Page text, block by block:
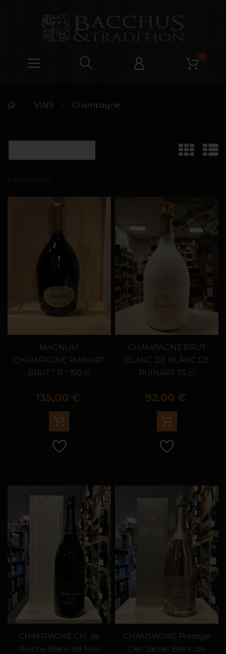
0
VINS Champagne
MAGNUM
CHAMPAGNE RUINART
BRUT " R " 150 cl
Prix
135,00 €
CHAMPAGNE BRUT
BLANC DE BLANC DE
RUINART 75 cl
Prix
92,00 €
CHAMPAGNE CH. de
l'Auche Blanc de Noir
CHAMPAGNE Prestige
Des Sacres Blanc de